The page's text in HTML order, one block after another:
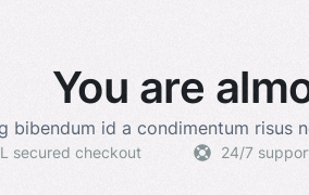
You are
bibendum id a condimentum risus
secured checkout 24/7